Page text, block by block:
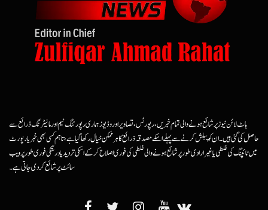
ہاٹ لائن نیوز پر شائع ہونے والی تمام خبریں، رپورٹس، تصاویر اور وڈیوز ہماری رپورٹنگ ٹیم اور مانیٹرنگ ذرائع سے
حاصل کی گئی ہیں۔ ان کو پبلش کرنے سے پہلے اسکے مصدقہ ذرائع کا ہرممکن خیال رکھا گیا ہے، تاہم کسی بھی خبر یا رپورٹ
میں ٹائپنگ کی غلطی یا غیرارادی طور پر شائع ہونے والی غلطی کی فوری اصلاح کرکے اسکی تردید یا درستگی فوری طور پر ویب
سائٹ پر شائع کردی جاتی ہے۔